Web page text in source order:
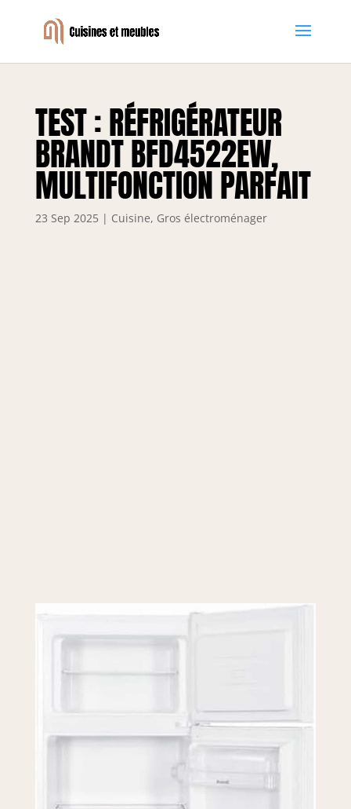
TEST : RÉFRIGÉRATEUR
BRANDT BFD4522EW,
MULTIFONCTION PARFAIT
23 Sep 2025 | Cuisine, Gros électroménager